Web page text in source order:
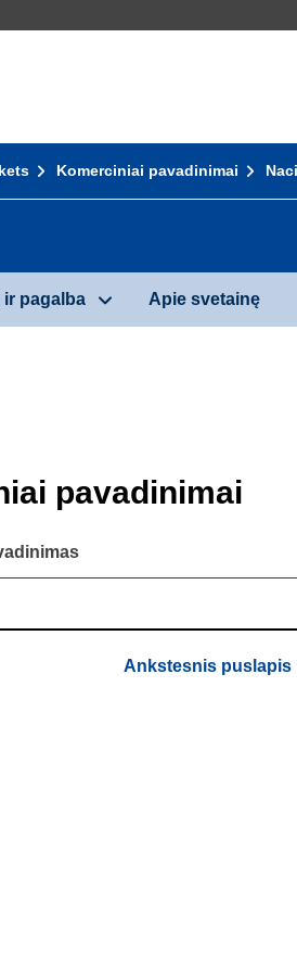
Komerciniai pavadinimai
ir pagalba Apie svetainę
pavadinimai
Ankstesnis puslapis